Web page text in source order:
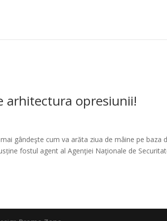
arhitectura opresiunii!
gândeşte cum va arăta ziua de mâine pe baza
fostul agent al Agenţiei Naţionale de